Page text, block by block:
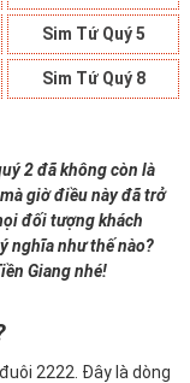
Sim Tứ Quý 5
Sim Tứ Quý 8
2 đã không còn là
giờ điều này đã trở
đối tượng khách
nghĩa như thế nào?
Giang nhé!
2222. Đây là dòng